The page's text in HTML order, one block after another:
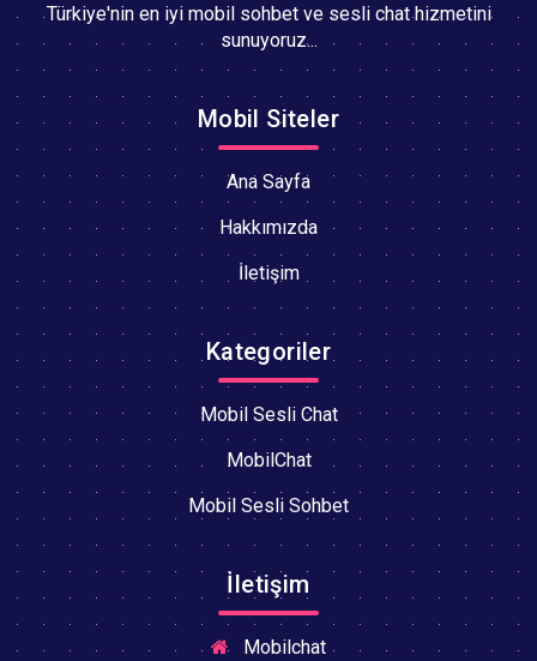
Türkiye'nin en iyi mobil sohbet ve sesli chat hizmetini
sunuyoruz...
Mobil Siteler
Ana Sayfa
Hakkımızda
İletişim
Kategoriler
Mobil Sesli Chat
MobilChat
Mobil Sesli Sohbet
İletişim
Mobilchat